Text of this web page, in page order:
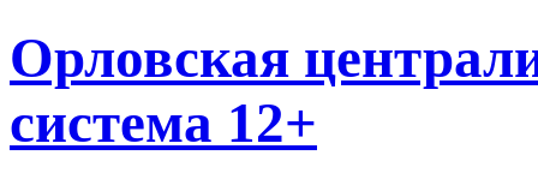
Орловская
система 12+